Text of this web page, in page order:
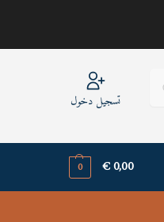
تسجيل دخول
0,00
€
0